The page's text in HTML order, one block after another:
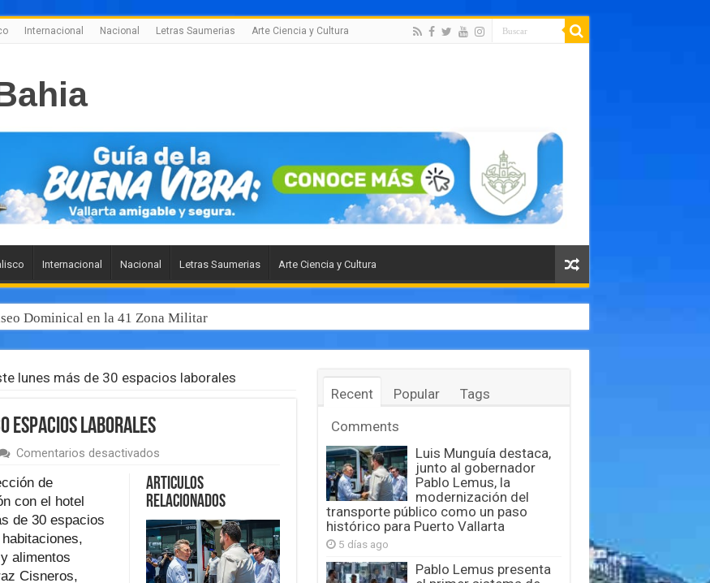
Internacional Nacional Letras Saumerias Arte Ciencia y Cultura
Internacional Nacional Letras Saumerias Arte Ciencia y Cultura
Dominical en la 41 Zona Militar
lunes más de 30 espacios laborales
espacios laborales
Comentarios desactivadosen
este
lunes
más
de
30
espacios
laborales
Articulos
Relacionados
de
con el hotel
de 30 espacios
alimentos
Cisneros,
Recent Popular
Tags
Comments
Luis Munguía destaca,
junto al gobernador
Pablo Lemus, la
modernización del
transporte público como un paso
histórico para Puerto Vallarta
5 días ago
Pablo Lemus presenta